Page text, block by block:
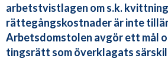
arbetstvistlagen om s.k.
rättegångskostnader är inte
Arbetsdomstolen avgör ett mål
tingsrätt som överklagats